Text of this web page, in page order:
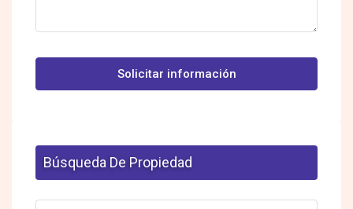
Solicitar información
Búsqueda De Propiedad